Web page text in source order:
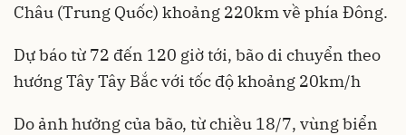
Châu (Trung Quốc) khoảng 220km về phía Đông.
Dự báo từ 72 đến 120 giờ tới, bão di chuyển theo
hướng Tây Tây Bắc với tốc độ khoảng 20km/h
Do ảnh hưởng của bão, từ chiều 18/7, vùng biển